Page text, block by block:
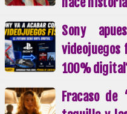
Sony
videojuegos
100%
Fracaso de